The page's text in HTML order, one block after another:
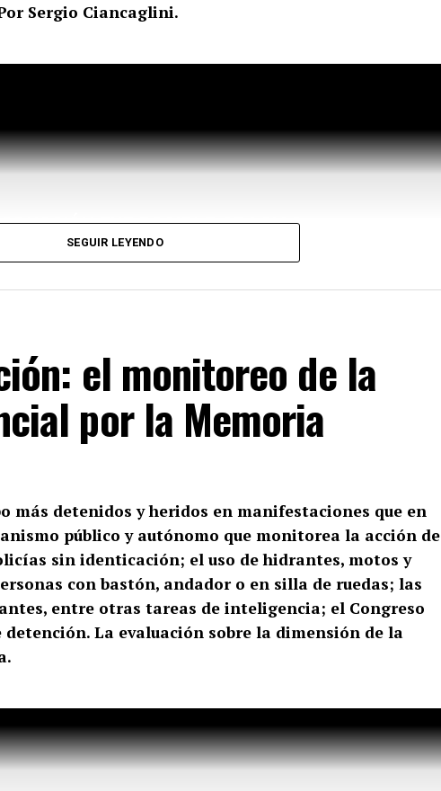
Sergio Ciancaglini.
SEGUIR LEYENDO
el monitoreo de la
por la Memoria
más detenidos y heridos en manifestaciones que en
público y autónomo que monitorea la acción de
sin identicación; el uso de hidrantes, motos y
con bastón, andador o en silla de ruedas; las
entre otras tareas de inteligencia; el Congreso
La evaluación sobre la dimensión de la